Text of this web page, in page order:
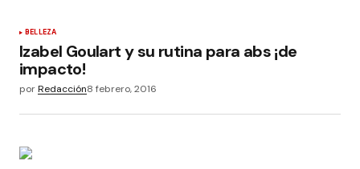
BELLEZA
Izabel Goulart y su rutina para abs ¡de
impacto!
porRedacción8 febrero, 2016